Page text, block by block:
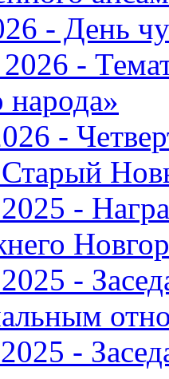
- День
2026 -
народа»
-
-
-
-